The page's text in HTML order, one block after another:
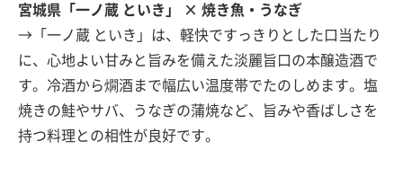
宮城県「一ノ蔵 といき」 × 焼き魚・うなぎ
→「一ノ蔵 といき」は、軽快ですっきりとした口当たり
に、心地よい甘みと旨みを備えた淡麗旨口の本醸造酒で
す。冷酒から燗酒まで幅広い温度帯でたのしめます。塩
焼きの鮭やサバ、うなぎの蒲焼など、旨みや香ばしさを
持つ料理との相性が良好です。